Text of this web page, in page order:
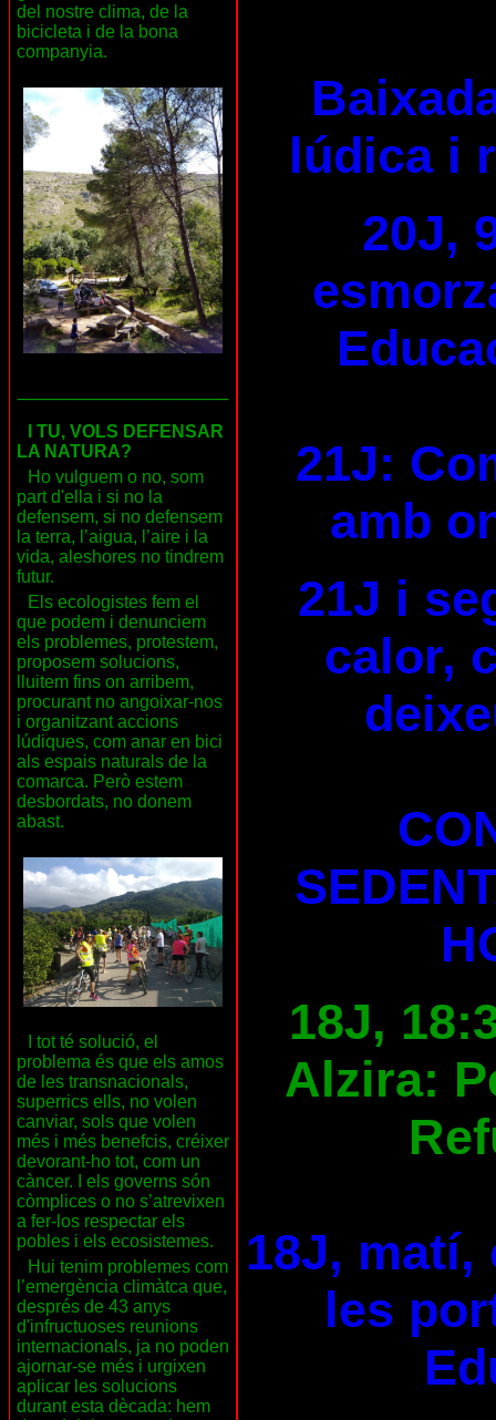
del nostre clima, de la
bicicleta i de la bona
companyia.
I TU, VOLS DEFENSAR
LA NATURA?
Ho vulguem o no, som
part d'ella i si no la
defensem, si no defensem
la terra, l’aigua, l’aire i la
vida, aleshores no tindrem
futur.
Els ecologistes fem el
que podem i denunciem
els problemes, protestem,
proposem solucions,
lluitem fins on arribem,
procurant no angoixar-nos
i organitzant accions
lúdiques, com anar en bici
als espais naturals de la
comarca. Però estem
desbordats, no donem
abast.
I tot té solució, el
problema és que els amos
de les transnacionals,
superrics ells, no volen
canviar, sols que volen
més i més benefcis, créixer
devorant-ho tot, com un
càncer. I els governs són
còmplices o no s’atrevixen
a fer-los respectar els
pobles i els ecosistemes.
Hui tenim problemes com
l’emergència climàtca que,
després de 43 anys
d'infructuoses reunions
internacionals, ja no poden
ajornar-se més i urgixen
aplicar les solucions
durant esta dècada: hem
lúdica i
20J,
21J:
amb
21J i
calor,
18J,
Alzira:
18J, matí,
les